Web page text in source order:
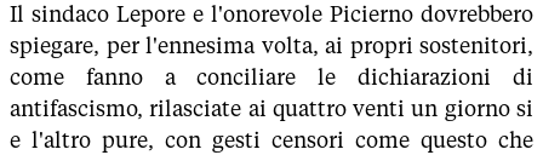
Il sindaco Lepore e l'onorevole Picierno dovrebbero
spiegare, per l'ennesima volta, ai propri sostenitori,
come fanno a conciliare le dichiarazioni di
antifascismo, rilasciate ai quattro venti un giorno si
e l'altro pure, con gesti censori come questo che